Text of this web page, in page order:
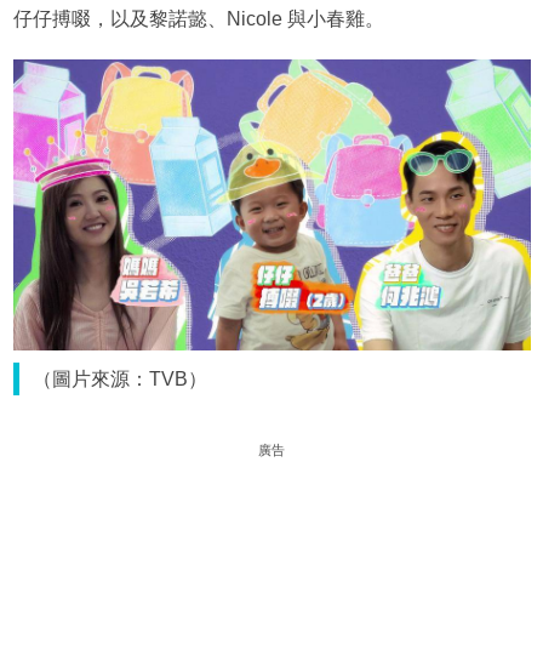
仔仔搏啜，以及黎諾懿、Nicole 與小春雞。
（圖片來源：TVB）
廣告